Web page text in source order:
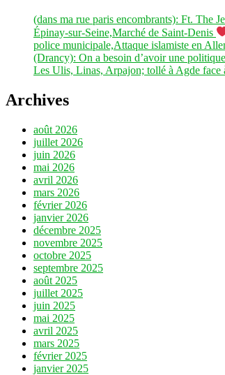
(dans ma rue paris encombrants): Ft. The
Épinay-sur-Seine,Marché de Saint-Denis
police municipale,Attaque islamiste en
(Drancy): On a besoin d’avoir une
Les Ulis, Linas, Arpajon; tollé à Agde face
Archives
août 2026
juillet 2026
juin 2026
mai 2026
avril 2026
mars 2026
février 2026
janvier 2026
décembre 2025
novembre 2025
octobre 2025
septembre 2025
août 2025
juillet 2025
juin 2025
mai 2025
avril 2025
mars 2025
février 2025
janvier 2025